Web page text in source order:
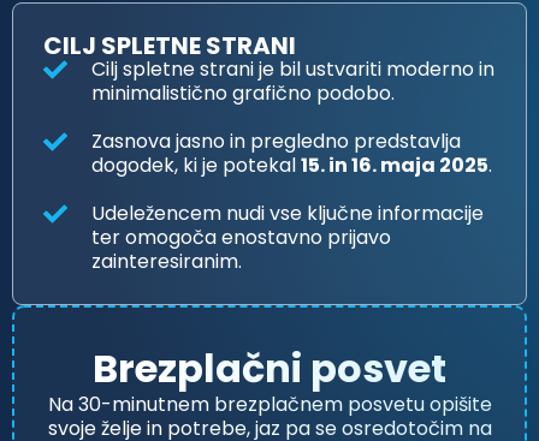
CILJ SPLETNE STRANI
Cilj spletne strani je bil ustvariti moderno in
minimalistično grafično podobo.
Zasnova jasno in pregledno predstavlja
dogodek, ki je potekal15. in 16. maja 2025.
Udeležencem nudi vse ključne informacije
ter omogoča enostavno prijavo
zainteresiranim.
Brezplačni posvet
Na 30-minutnem brezplačnem posvetu opišite
svoje želje in potrebe, jaz pa se osredotočim na